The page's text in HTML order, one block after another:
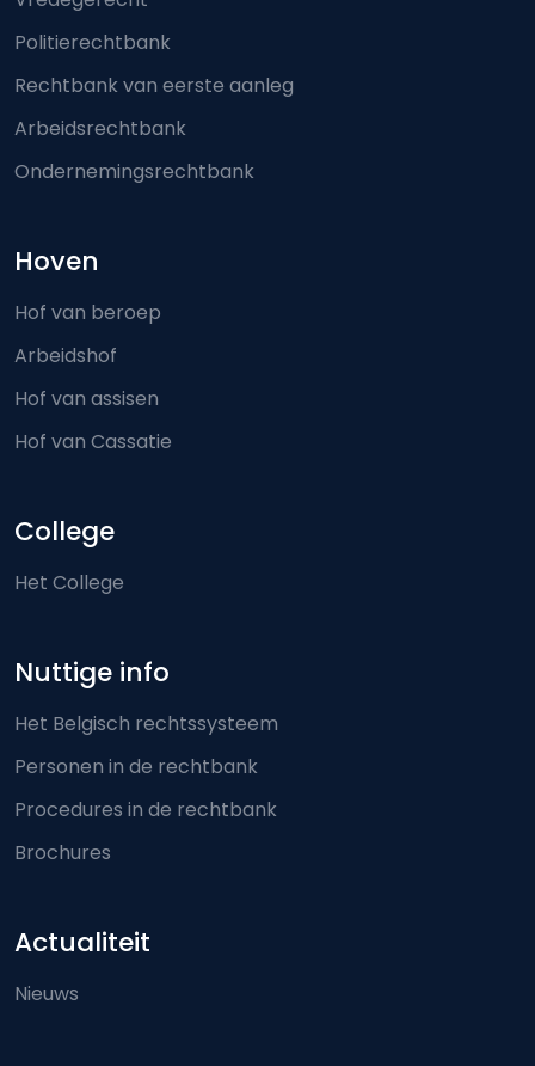
Politierechtbank
Rechtbank van eerste aanleg
Arbeidsrechtbank
Ondernemingsrechtbank
Hoven
Hof van beroep
Arbeidshof
Hof van assisen
Hof van Cassatie
College
Het College
Nuttige info
Het Belgisch rechtssysteem
Personen in de rechtbank
Procedures in de rechtbank
Brochures
Actualiteit
Nieuws